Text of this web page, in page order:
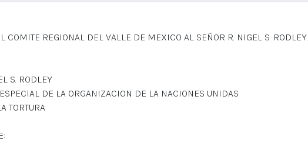
COMITE REGIONAL DEL VALLE DE MEXICO AL SEÑOR R. NIGEL S. RODLEY.
S. RODLEY
ESPECIAL DE LA ORGANIZACION DE LA NACIONES UNIDAS
TORTURA